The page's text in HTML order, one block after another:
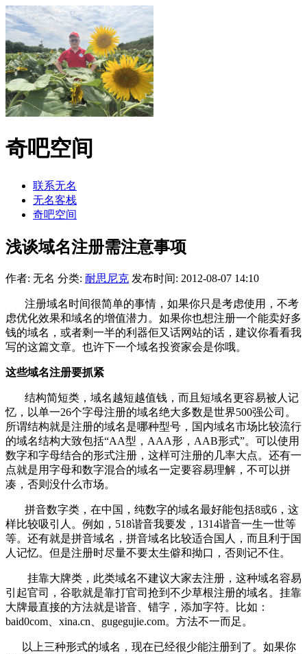
奇吧空间
联系无名
无名客栈
奇吧空间
浅谈域名注册需注意事项
作者: 无名 分类: 耐思尼克 发布时间: 2012-08-07 14:10
注册域名时间很简单的事情，如果你只是考虑使用，不考
虑优化效果和域名的增值潜力。如果你也想注册一个能卖好多
钱的域名，或者剩一半的利器佢又话网站的话，建议你看看我
写的这篇文章。也许下一个域名投资家会是你哦。
这些域名注册要抓紧
结构简短类，域名越短越值钱，而且短域名更容易被人记
忆，以单一26个字母注册的域名绝大多数是世界500强公司。
所谓结构就是注册的域名是哪种型号，国内域名市场比较流行
的域名结构大致包括“AA型，AAA形，AAB形式”。可以使用
数字和字母结合的形式注册，这样可注册的几率大点。还有一
点就是用字母和数字混合的域名一定要容易理解，不可以拼
凑，否则没什么市场。
拼音数字类，在中国，纯数字的域名最好能包括8或6，这
样比较吸引人。例如，518谐音我要发，1314谐音一生一世等
等。还有就是拼音域名，拼音域名比较适合国人，而且利于国
人记忆。但是注册时尽量不要太生僻和拗口，否则记不住。
挂靠大牌类，此类域名不建议大家去注册，这种域名容易
引起官司，谷歌就是靠打官司抢到不少草根注册的域名。挂靠
大牌最直接的方法就是谐音、错字，添加字符。比如：
baid0com、xina.cn、gugegujie.com。方法不一而足。
以上三种形式的域名，现在已经很少能注册到了。如果你